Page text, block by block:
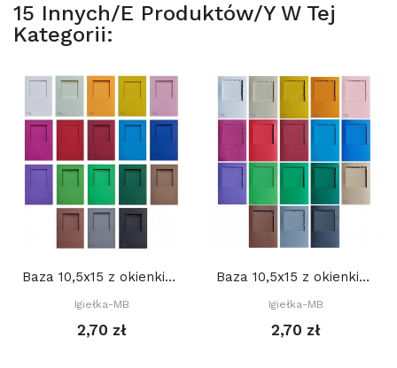
15 Innych/e Produktów/y W Tej
Kategorii:
Baza 10,5x15 z okienkiem KWADRAT 6,2 cm,...
Igiełka-MB
2,70 zł
Baza 10,5x15 z okienkiem KWADRAT DEKORACYJNY...
Igiełka-MB
2,70 zł